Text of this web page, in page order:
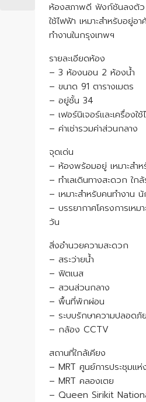
ห้องสภาพดี ฟังก์ชันลงตัว
ใช้ไฟฟ้า เหมาะสำหรับอยู่อ
ทำงานในกรุงเทพฯ
รายละเอียดห้อง
– 3 ห้องนอน 2 ห้องน้ำ
– ขนาด 91 ตารางเมตร
– อยู่ชั้น 34
– เฟอร์นิเจอร์และเครื่องใ
– ค่าเช่ารวมค่าส่วนกลาง
จุดเด่น
– ห้องพร้อมอยู่ เหมาะสำ
– ทำเลเดินทางสะดวก ใก
– เหมาะสำหรับคนทำงาน
– บรรยากาศโครงการเห
วัน
สิ่งอำนวยความสะดวก
– สระว่ายน้ำ
– ฟิตเนส
– สวนส่วนกลาง
– พื้นที่พักผ่อน
– ระบบรักษาความปลอด
– กล้อง CCTV
สถานที่ใกล้เคียง
– MRT ศูนย์การประชุมแ
– MRT คลองเตย
– Queen Sirikit